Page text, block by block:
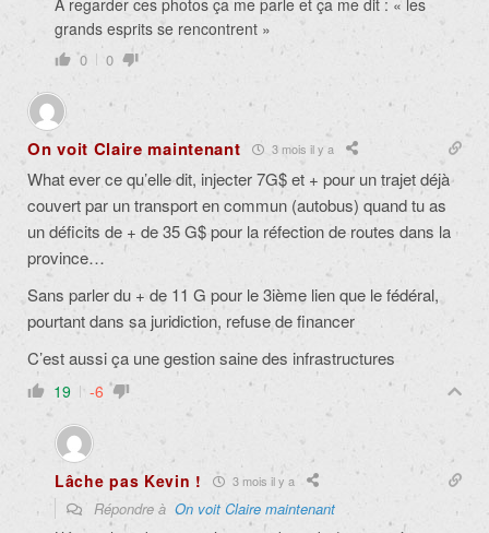
A regarder ces photos ça me parle et ça me dit : « les
grands esprits se rencontrent »
0 0
On voit Claire maintenant 3 mois il y a
What ever ce qu’elle dit, injecter 7G$ et + pour un trajet déjà
couvert par un transport en commun (autobus) quand tu as
un déficits de + de 35 G$ pour la réfection de routes dans la
province…
Sans parler du + de 11 G pour le 3ième lien que le fédéral,
pourtant dans sa juridiction, refuse de financer
C’est aussi ça une gestion saine des infrastructures
19 -6
Lâche pas Kevin ! 3 mois il y a
Répondre à On voit Claire maintenant